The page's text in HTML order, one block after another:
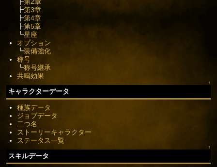
┣第3章
┣第4章
┣第5章
┗星座
オプション
┗装備強化
称号
┗称号継承
共鳴効果
↑
キャラクターデータ
種族データ
ジョブデータ
二つ名
ストーリーキャラクター
ステータス一覧
↑
スキルデータ